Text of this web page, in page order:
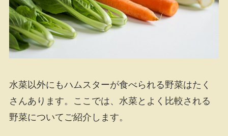
水菜以外にもハムスターが食べられる野菜はたく
さんあります。ここでは、水菜とよく比較される
野菜についてご紹介します。